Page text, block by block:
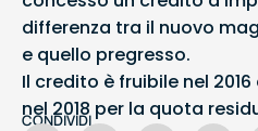
differenza tra il nuovo
e quello pregresso.
Il credito è fruibile nel
nel 2018 per la quota
CONDIVIDI